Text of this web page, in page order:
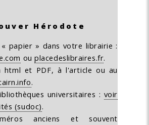
Hérodote
papier » dans votre librairie :
ouplacedeslibraires.fr.
html et PDF, à l'article ou au
.
universitaires : voir
(sudoc).
anciens et souvent